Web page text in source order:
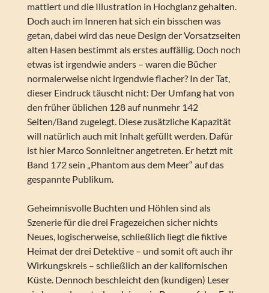
mattiert und die Illustration in Hochglanz gehalten.
Doch auch im Inneren hat sich ein bisschen was
getan, dabei wird das neue Design der Vorsatzseiten
alten Hasen bestimmt als erstes auffällig. Doch noch
etwas ist irgendwie anders – waren die Bücher
normalerweise nicht irgendwie flacher? In der Tat,
dieser Eindruck täuscht nicht: Der Umfang hat von
den früher üblichen 128 auf nunmehr 142
Seiten/Band zugelegt. Diese zusätzliche Kapazität
will natürlich auch mit Inhalt gefüllt werden. Dafür
ist hier Marco Sonnleitner angetreten. Er hetzt mit
Band 172 sein „Phantom aus dem Meer“ auf das
gespannte Publikum.
Geheimnisvolle Buchten und Höhlen sind als
Szenerie für die drei Fragezeichen sicher nichts
Neues, logischerweise, schließlich liegt die fiktive
Heimat der drei Detektive – und somit oft auch ihr
Wirkungskreis – schließlich an der kalifornischen
Küste. Dennoch beschleicht den (kundigen) Leser